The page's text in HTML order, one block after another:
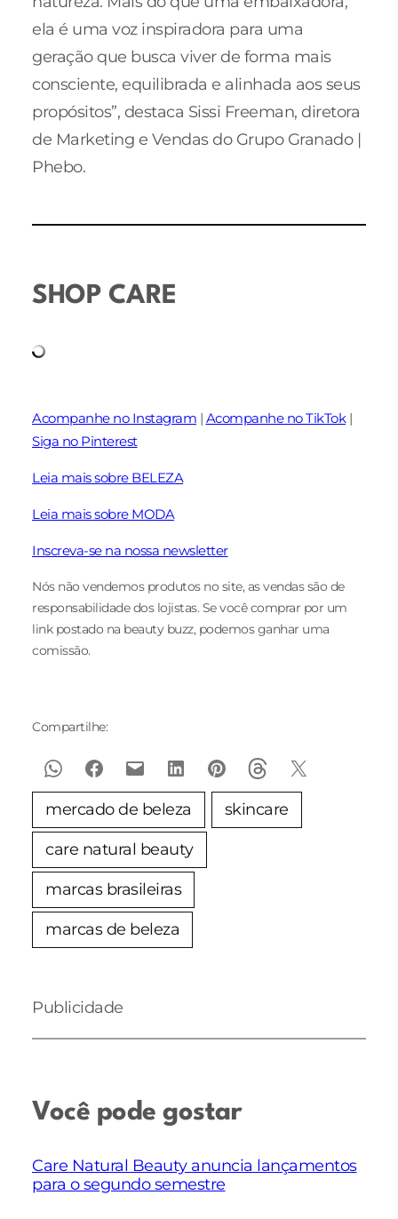
ela é uma voz inspiradora para uma
geração que busca viver de forma mais
consciente, equilibrada e alinhada aos seus
propósitos”, destaca Sissi Freeman, diretora
de Marketing e Vendas do Grupo Granado |
Phebo.
SHOP CARE
Acompanhe no Instagram | Acompanhe no TikTok|
Siga no Pinterest
Leia mais sobre BELEZA
Leia mais sobre MODA
Inscreva-se na nossa newsletter
Nós não vendemos produtos no site, as vendas são de
responsabilidade dos lojistas. Se você comprar por um
link postado na beauty buzz, podemos ganhar uma
comissão.
Compartilhe:
mercado de beleza skincare
care natural beauty
marcas brasileiras
marcas de beleza
Publicidade
Você pode gostar
Care Natural Beauty anuncia lançamentos
para o segundo semestre